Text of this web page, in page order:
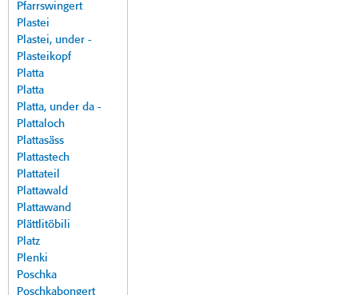
Pfarrswingert
Plastei
Plastei, under -
Plasteikopf
Platta
Platta
Platta, under da -
Plattaloch
Plattasäss
Plattastech
Plattateil
Plattawald
Plattawand
Plättlitöbili
Platz
Plenki
Poschka
Poschkabongert